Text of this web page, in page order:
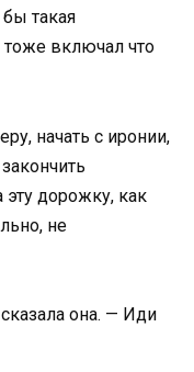
такая
включал что
начать с иронии,
дорожку, как
не
она. — Иди